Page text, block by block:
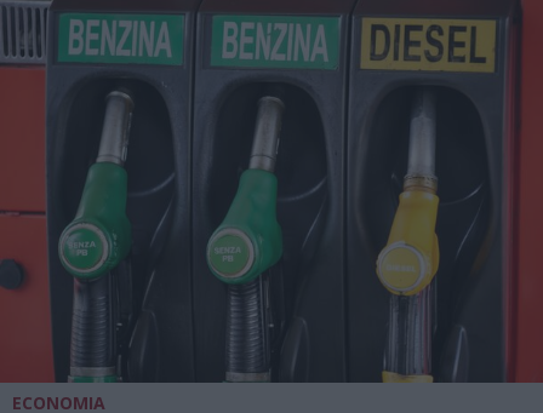
ECONOMIA